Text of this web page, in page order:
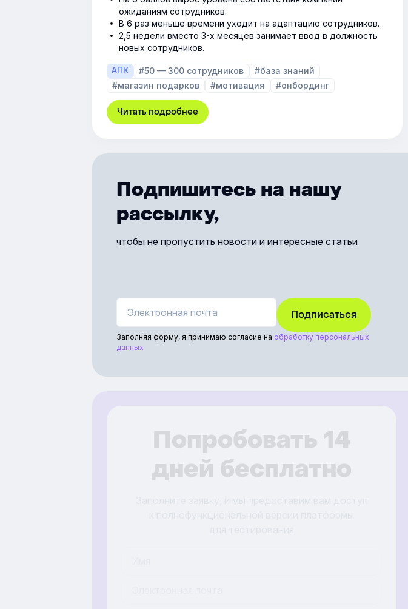
ожиданиям сотрудников.
В 6 раз меньше времени уходит на адаптацию сотрудников.
2,5 недели вместо 3-х месяцев занимает ввод в должность
новых сотрудников.
АПК #50 — 300 сотрудников
#база знаний
#магазин подарков
#мотивация #онбординг
Читать подробнее
Подпишитесь на нашу
рассылку,
чтобы не пропустить новости и интересные статьи
Заполняя форму, я принимаю согласие на обработку персональных
данных
Попробовать 14
дней бесплатно